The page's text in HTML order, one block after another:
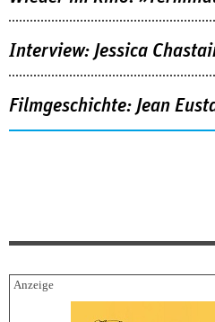
Interview: Jessica
Filmgeschichte: Jean